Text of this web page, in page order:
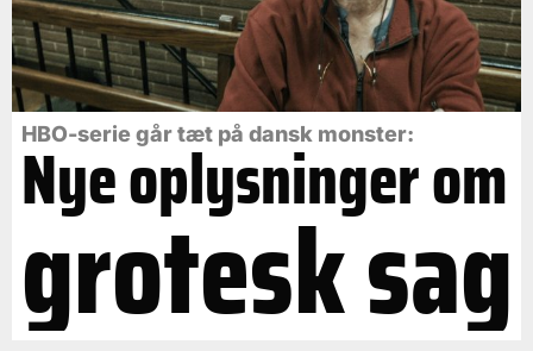
HBO-serie går tæt på dansk monster:
Nye oplysninger om
grotesk sag